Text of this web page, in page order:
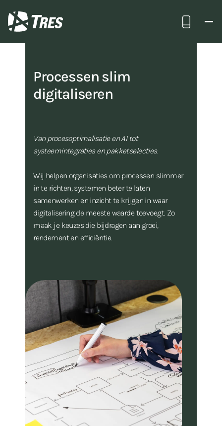
Bel ons
Processen slim
digitaliseren
Van procesoptimalisatie en AI tot
systeemintegraties en pakketselecties.
Wij helpen organisaties om processen slimmer
in te richten, systemen beter te laten
samenwerken en inzicht te krijgen in waar
digitalisering de meeste waarde toevoegt. Zo
maak je keuzes die bijdragen aan groei,
rendement en efficiëntie.